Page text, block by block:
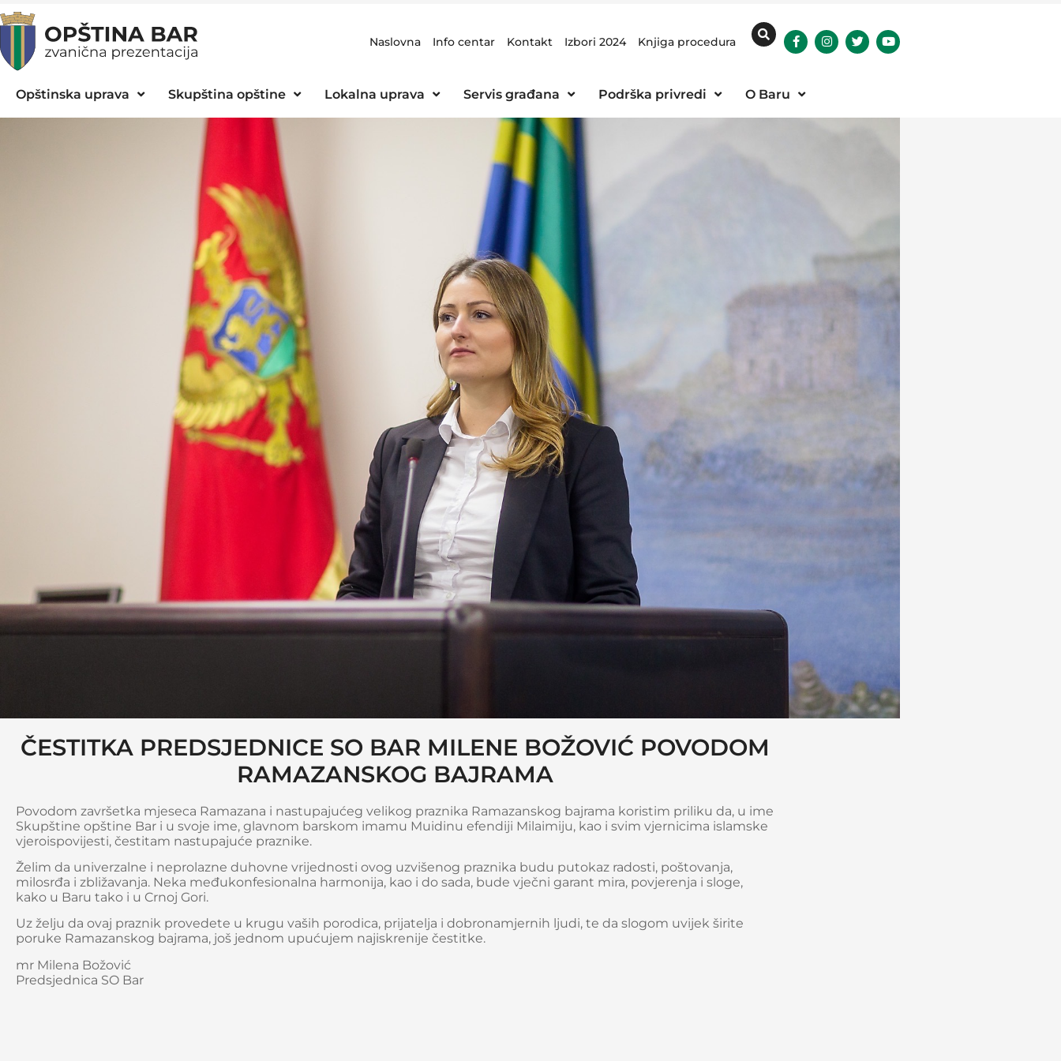
Naslovna Info centar Kontakt Izbori 2024 Knjiga procedura
Opštinska uprava Skupština opštine Lokalna uprava Servis građana Podrška privredi O Baru
ČESTITKA PREDSJEDNICE SO BAR MILENE BOŽOVIĆ POVODOM
RAMAZANSKOG BAJRAMA
Povodom završetka mjeseca Ramazana i nastupajućeg velikog praznika Ramazanskog bajrama koristim priliku da, u ime
Skupštine opštine Bar i u svoje ime, glavnom barskom imamu Muidinu efendiji Milaimiju, kao i svim vjernicima islamske
vjeroispovijesti, čestitam nastupajuće praznike.
Želim da univerzalne i neprolazne duhovne vrijednosti ovog uzvišenog praznika budu putokaz radosti, poštovanja,
milosrđa i zbližavanja. Neka međukonfesionalna harmonija, kao i do sada, bude vječni garant mira, povjerenja i sloge,
kako u Baru tako i u Crnoj Gori.
Uz želju da ovaj praznik provedete u krugu vaših porodica, prijatelja i dobronamjernih ljudi, te da slogom uvijek širite
poruke Ramazanskog bajrama, još jednom upućujem najiskrenije čestitke.
mr Milena Božović
Predsjednica SO Bar